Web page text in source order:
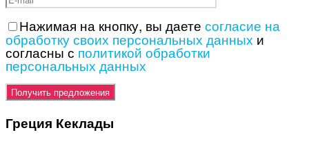
Нажимая на кнопку, вы даете согласие на
обработку своих персональных данных и
согласны с политикой обработки
персональных данных
Греция Кеклады